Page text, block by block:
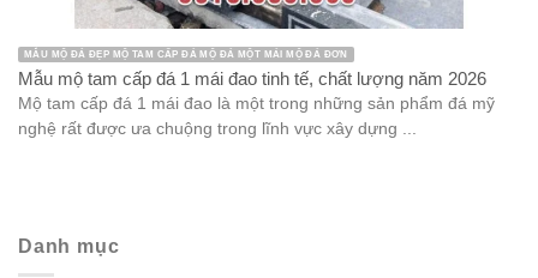
MẪU MỘ ĐÁ ĐẸP MỘ TAM CẤP ĐÁ MỘ ĐÁ MỘT MÁI MỘ ĐÁ ĐƠN
Mẫu mộ tam cấp đá 1 mái đao tinh tế, chất lượng năm 2026
Mộ tam cấp đá 1 mái đao là một trong những sản phẩm đá mỹ
nghệ rất được ưa chuộng trong lĩnh vực xây dựng ...
Danh mục